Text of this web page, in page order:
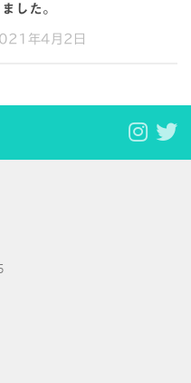
ました。
年4月2日